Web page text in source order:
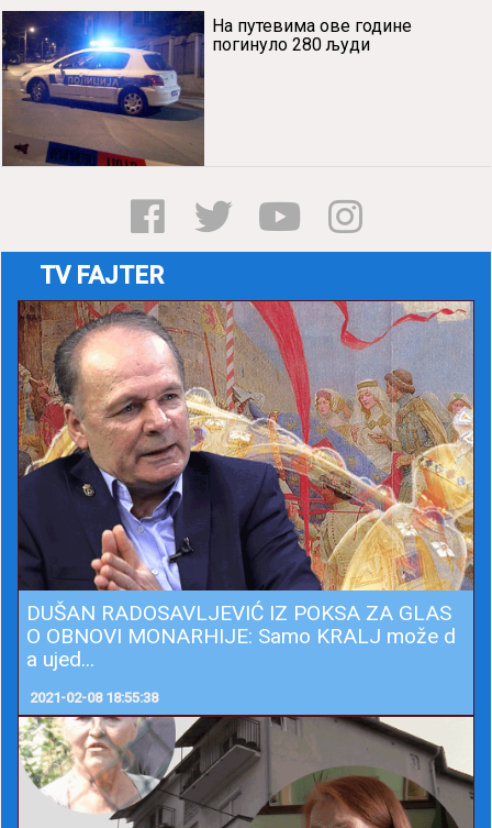
На путевима ове године
погинуло 280 људи
TV FAJTER
DUŠAN RADOSAVLJEVIĆ IZ POKSA ZA GLAS
O OBNOVI MONARHIJE: Samo KRALJ može d
a ujed...
2021-02-08 18:55:38